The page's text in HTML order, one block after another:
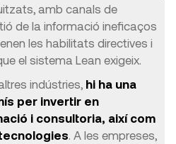
amb canals de
de la informació ineficaços
les habilitats directives i
el sistema Lean exigeix.
indústries, hi ha una
per invertir en
i consultoria, així com
. A les empreses,